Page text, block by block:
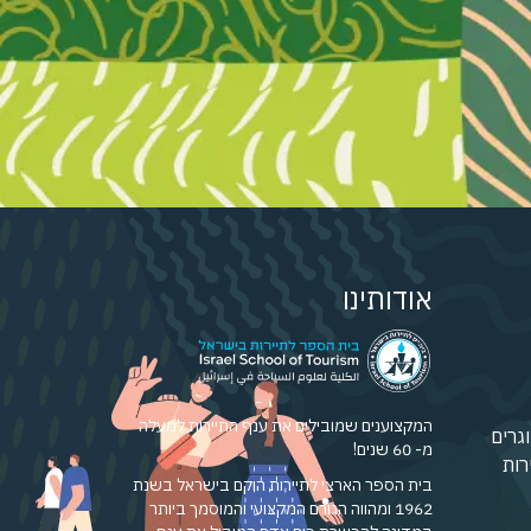
אודותינו
המקצוענים שמובילים את ענף התיירות למעלה
מ- 60 שנים!
בית הספר הארצי לתיירות הוקם בישראל בשנת
1962 ומהווה הגורם המקצועי והמוסמך ביותר